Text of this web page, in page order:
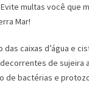
multas você que
Mar!
das caixas d’água e
de sujeira
de bactérias e